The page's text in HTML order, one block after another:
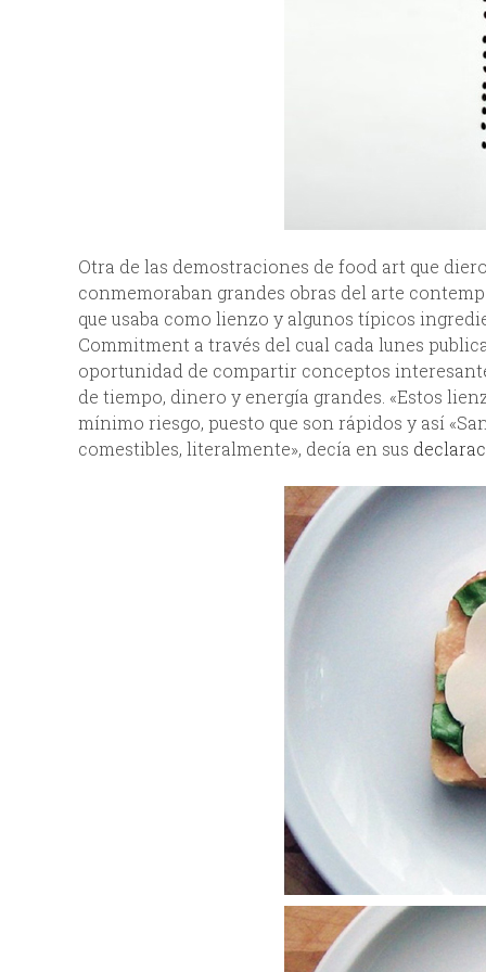
Otra de las demostraciones de food art que
conmemoraban grandes obras del arte
que usaba como lienzo y algunos típicos
Commitment a través del cual cada lunes
oportunidad de compartir conceptos
de tiempo, dinero y energía grandes. «Estos
mínimo riesgo, puesto que son rápidos y así
comestibles, literalmente», decía en sus